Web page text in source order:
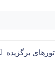
تورهای برگزیده